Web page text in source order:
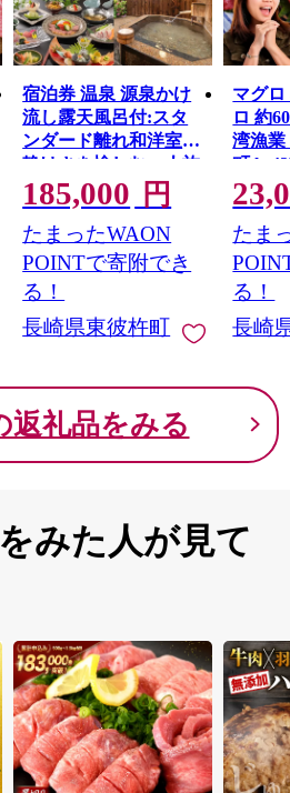
宿泊券 温泉 源泉かけ
流し露天風呂付:スタ
ンダード離れ和洋室
静けさを愉しむ一人旅
プラン 1泊2食付き 宿
泊券 [そのぎ茶温泉 長
崎県 東彼杵町
hs42bag280005] 旅行
観光 旅館 レターパッ
ク
185,000 円
たまったWAON
POINTで寄附でき
る！
長崎県東彼杵町
マグ
ロ 約
湾漁業
町
ぐろ
み 刺
ろ丼
たま
る！
長崎
返礼品をみる
みた人が見て